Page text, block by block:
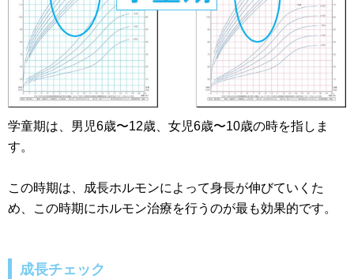
学童期は、男児6歳〜12歳、女児6歳〜10歳の時を指しま
す。
この時期は、成長ホルモンによって身長が伸びていくた
め、この時期にホルモン治療を行うのが最も効果的です。
成長チェック